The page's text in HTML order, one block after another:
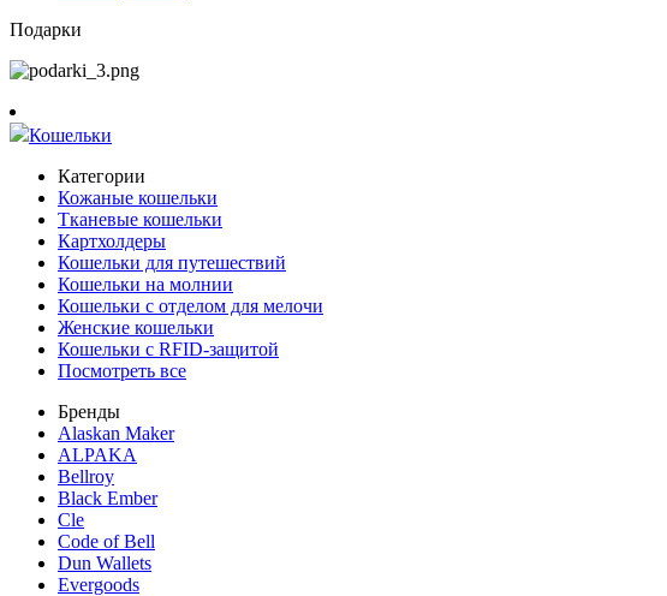
Подарки
Кошельки
Категории
Кожаные кошельки
Тканевые кошельки
Картхолдеры
Кошельки для путешествий
Кошельки на молнии
Кошельки с отделом для мелочи
Женские кошельки
Кошельки с RFID-защитой
Посмотреть все
Бренды
Alaskan Maker
ALPAKA
Bellroy
Black Ember
Cle
Code of Bell
Dun Wallets
Evergoods